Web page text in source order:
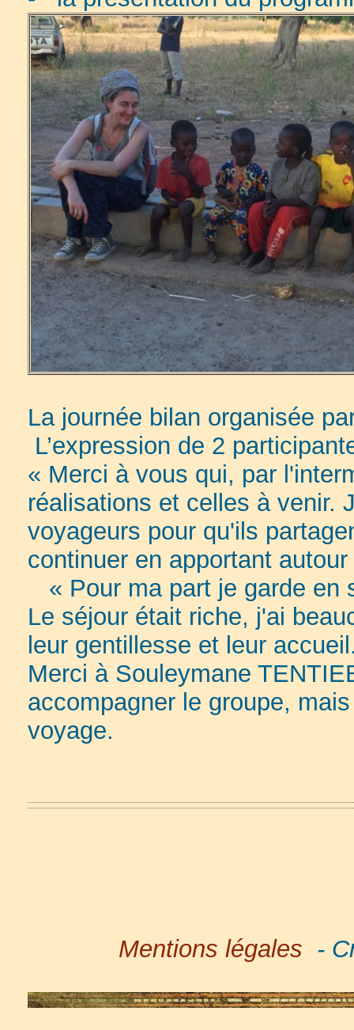
La journée bilan organisée
L’expression de 2
« Merci à vous qui, par
réalisations et celles à venir.
voyageurs pour qu'ils
continuer en apportant
« Pour ma part je garde en
Le séjour était riche, j'ai
leur gentillesse et leur
Merci à Souleymane
accompagner le groupe,
voyage.
Mentions légales -